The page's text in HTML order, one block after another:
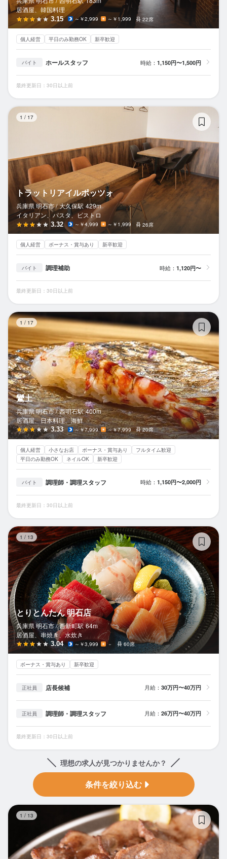
居酒屋、韓国料理
3.15 ～￥2,999 ～￥1,999 22席
個人経営 平日のみ勤務OK 新卒歓迎
バイト ホールスタッフ 時給： 1,150円〜1,500円
最終更新日：30日以上前
1 / 17
トラットリアイルポッツォ
兵庫県 明石市 / 大久保駅 429m
イタリアン、パスタ、ビストロ
3.32 ～￥4,999 ～￥1,999 26席
個人経営 ボーナス・賞与あり 新卒歓迎
バイト 調理補助 時給： 1,120円〜
最終更新日：30日以上前
1 / 17
鸞土
兵庫県 明石市 / 西明石駅 400m
居酒屋、日本料理、海鮮
3.33 ～￥7,999 ～￥7,999 20席
個人経営 小さなお店 ボーナス・賞与あり
フルタイム歓迎
平日のみ勤務OK
ネイルOK 新卒歓迎
バイト 調理師・調理スタッフ 時給： 1,150円〜2,000円
最終更新日：30日以上前
1 / 13
とりとんたん 明石店
兵庫県 明石市 / 西新町駅 64m
居酒屋、串焼き、水炊き
3.04 ～￥3,999 － 60席
ボーナス・賞与あり 新卒歓迎
正社員 店長候補 月給： 30万円〜40万円
正社員 調理師・調理スタッフ 月給： 26万円〜40万円
最終更新日：30日以上前
理想の求人が見つかりませんか？
条件を絞り込む
1 / 13